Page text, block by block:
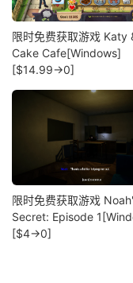
限时免费获取游戏 Katy
Cake Cafe[Windows]
[$14.99→0]
限时免费获取游戏
Secret: Episode
[$4→0]